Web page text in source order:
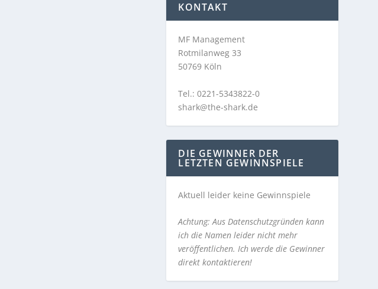
KONTAKT
MF Management
Rotmilanweg 33
50769 Köln
Tel.: 0221-5343822-0
shark@the-shark.de
DIE GEWINNER DER
LETZTEN GEWINNSPIELE
Aktuell leider keine Gewinnspiele
Achtung: Aus Datenschutzgründen kann
ich die Namen leider nicht mehr
veröffentlichen. Ich werde die Gewinner
direkt kontaktieren!